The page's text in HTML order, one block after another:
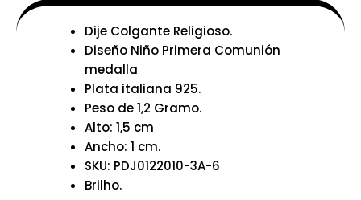
Dije Colgante Religioso.
Diseño Niño Primera Comunión
medalla
Plata italiana 925.
Peso de 1,2 Gramo.
Alto: 1,5 cm
Ancho: 1 cm.
SKU: PDJ0122010-3A-6
Brilho.